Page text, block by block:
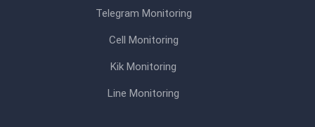
Telegram Monitoring
Cell Monitoring
Kik Monitoring
Line Monitoring